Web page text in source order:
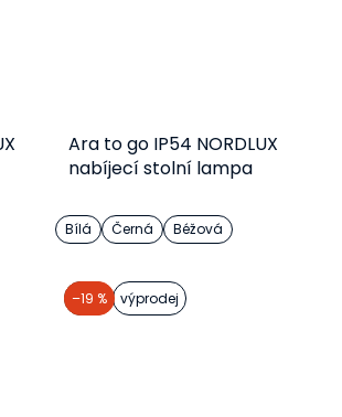
Ara to go IP54 NORDLUX
nabíjecí stolní lampa
od2 498 Kč
Detail
Bílá Černá Béžová
akce výprodej
–19 %